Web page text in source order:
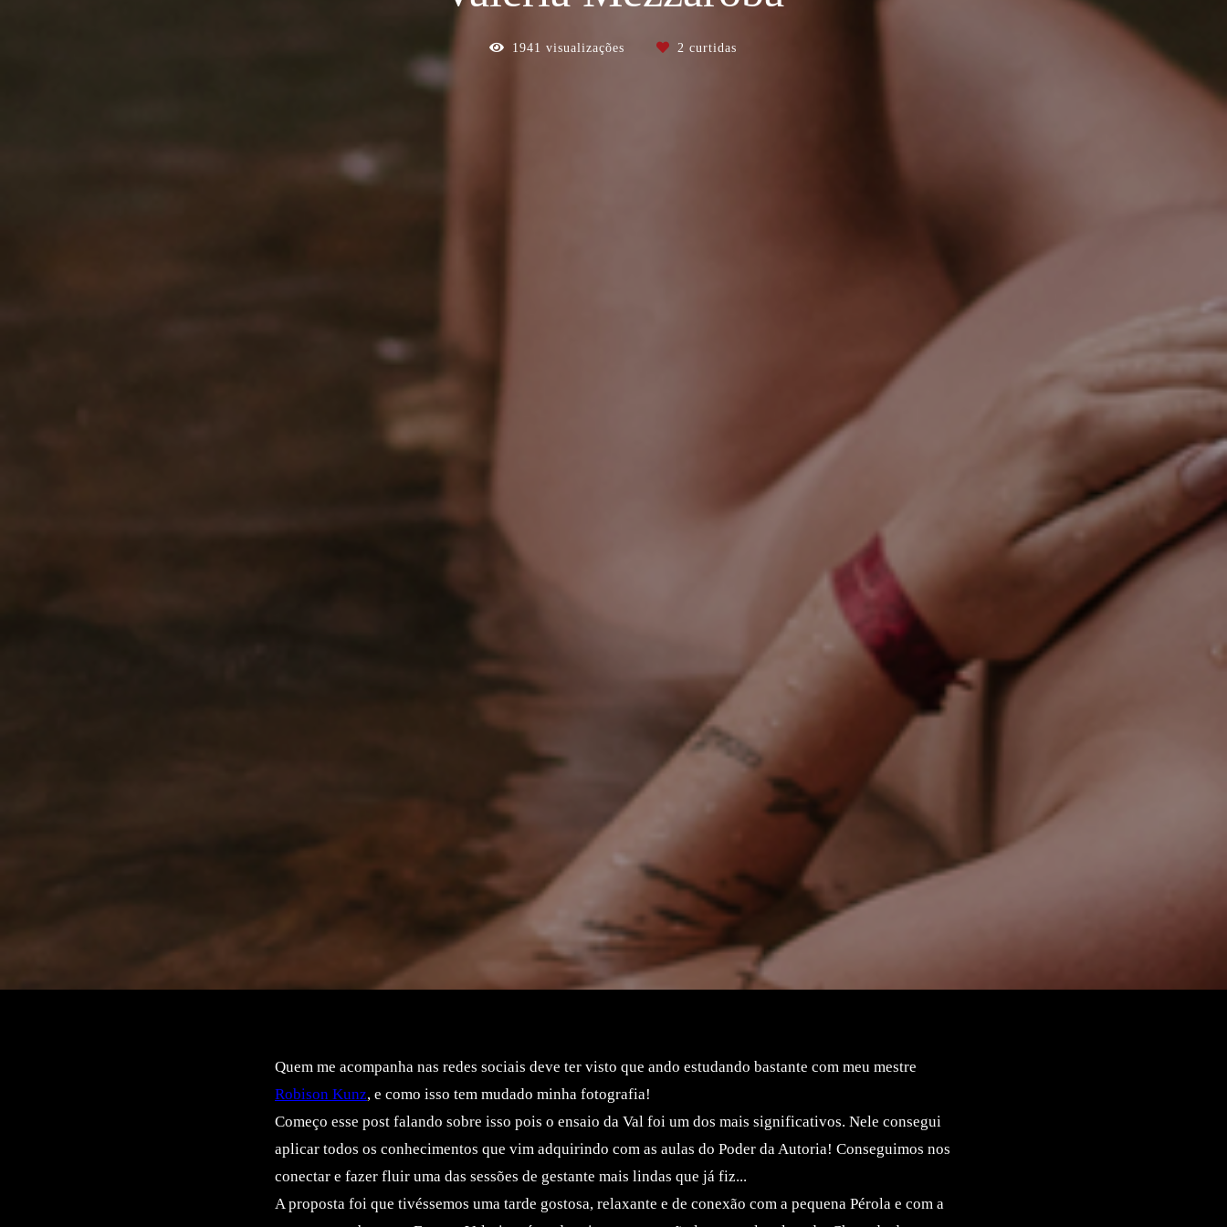
1941 visualizações 2 curtidas
Quem me acompanha nas redes sociais deve ter visto que ando estudando bastante com meu mestre
Robison Kunz, e como isso tem mudado minha fotografia!
Começo esse post falando sobre isso pois o ensaio da Val foi um dos mais significativos. Nele consegui
aplicar todos os conhecimentos que vim adquirindo com as aulas do Poder da Autoria! Conseguimos nos
conectar e fazer fluir uma das sessões de gestante mais lindas que já fiz...
A proposta foi que tivéssemos uma tarde gostosa, relaxante e de conexão com a pequena Pérola e com a